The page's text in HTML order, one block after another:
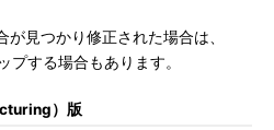
見つかり修正された場合は、
する場合もあります。
）版